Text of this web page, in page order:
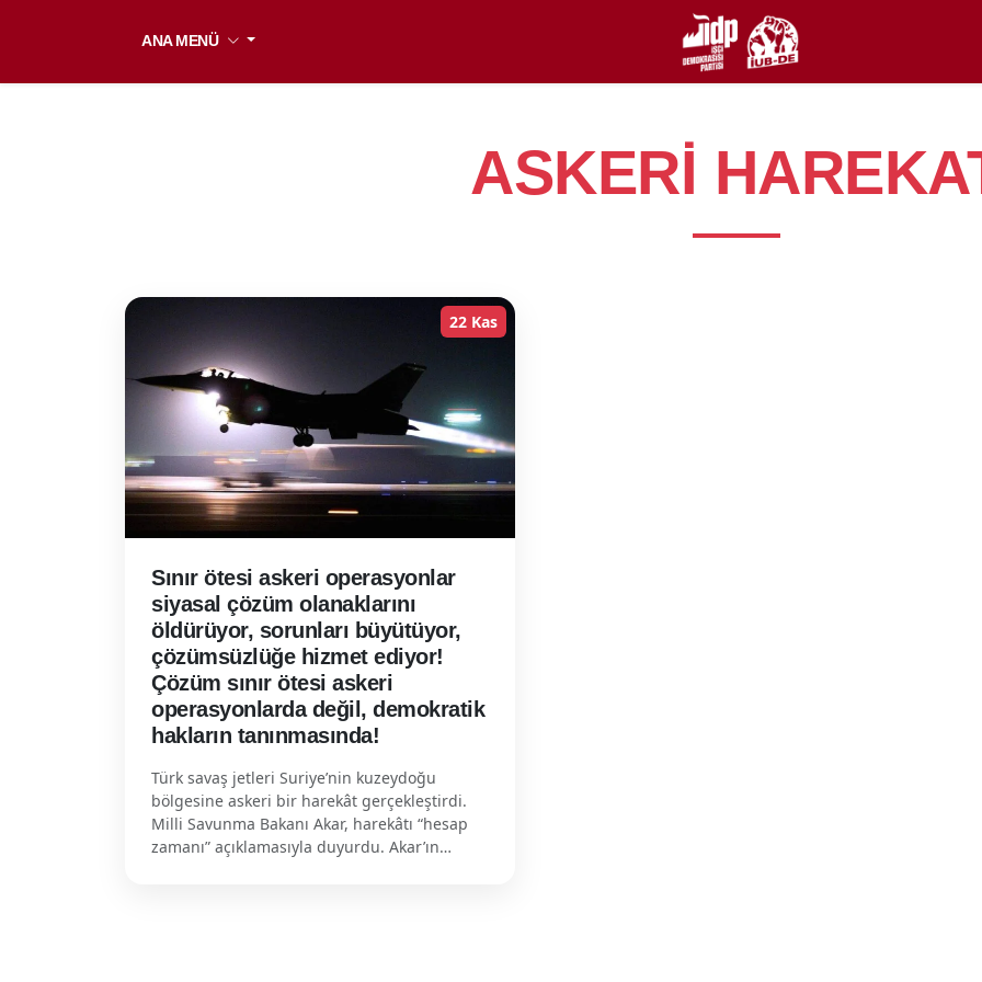
ANA MENÜ
ASKERI
22 Kas
Sınır ötesi askeri operasyonlar
siyasal çözüm olanaklarını
öldürüyor, sorunları büyütüyor,
çözümsüzlüğe hizmet ediyor!
Çözüm sınır ötesi askeri
operasyonlarda değil, demokratik
hakların tanınmasında!
Türk savaş jetleri Suriye’nin kuzeydoğu
bölgesine askeri bir harekât gerçekleştirdi.
Milli Savunma Bakanı Akar, harekâtı “hesap
zamanı” açıklamasıyla duyurdu. Akar’ın…